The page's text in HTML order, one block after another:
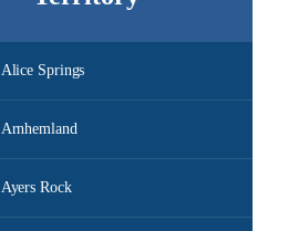
Alice Springs
Arnhemland
Ayers Rock